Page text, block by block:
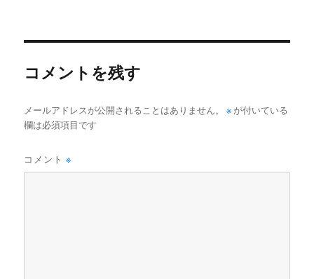
コメントを残す
メールアドレスが公開されることはありません。 ※ が付いている
欄は必須項目です
コメント※